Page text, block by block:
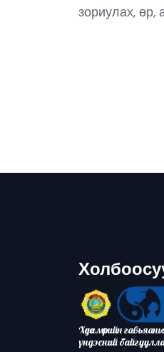
зориулах, өр,
Хөдөлмөрийн
үндэсний